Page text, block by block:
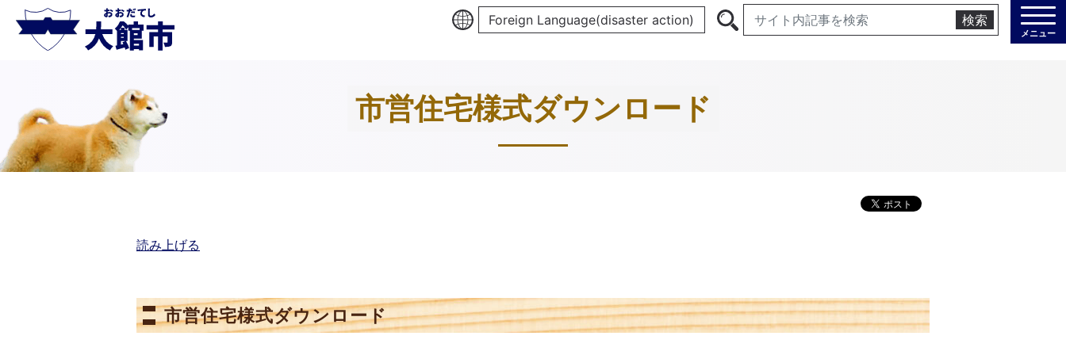
Foreign Language(disaster action) 検索
メニュー
市営住宅様式ダウンロード
読み上げる
市営住宅様式ダウンロード